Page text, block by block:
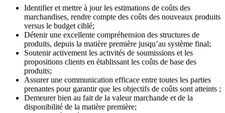
Identifier et mettre à jour les estimations de coûts des
marchandises, rendre compte des coûts des nouveaux produits
versus le budget ciblé;
Détenir une excellente compréhension des structures de
produits, depuis la matière première jusqu’au système final;
Soutenir activement les activités de soumissions et les
propositions clients en établissant les coûts de base des
produits;
Assurer une communication efficace entre toutes les parties
prenantes pour garantir que les objectifs de coûts sont atteints ;
Demeurer bien au fait de la valeur marchande et de la
disponibilité de la matière première;